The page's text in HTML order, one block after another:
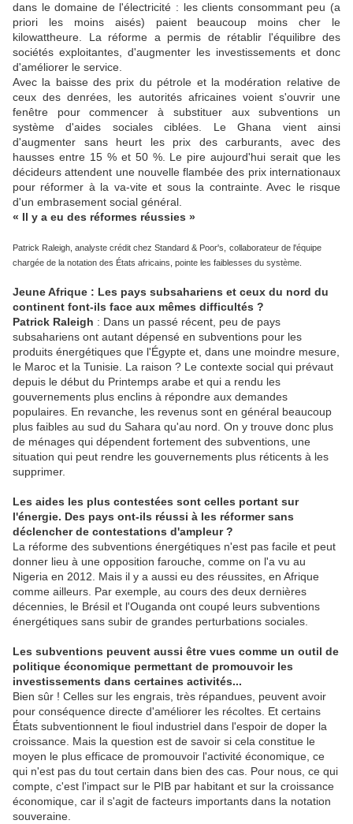
dans le domaine de l'électricité : les clients consommant peu (a
priori les moins aisés) paient beaucoup moins cher le
kilowattheure. La réforme a permis de rétablir l'équilibre des
sociétés exploitantes, d'augmenter les investissements et donc
d'améliorer le service.
Avec la baisse des prix du pétrole et la modération relative de
ceux des denrées, les autorités africaines voient s'ouvrir une
fenêtre pour commencer à substituer aux subventions un
système d'aides sociales ciblées. Le Ghana vient ainsi
d'augmenter sans heurt les prix des carburants, avec des
hausses entre 15 % et 50 %. Le pire aujourd'hui serait que les
décideurs attendent une nouvelle flambée des prix internationaux
pour réformer à la va-vite et sous la contrainte. Avec le risque
d'un embrasement social général.
« Il y a eu des réformes réussies »
Patrick Raleigh, analyste crédit chez Standard & Poor's,
collaborateur de l'équipe
chargée de la notation des États africains, pointe les faiblesses du système.
Jeune Afrique : Les pays subsahariens et ceux du nord du
continent font-ils face aux mêmes difficultés ?
Patrick Raleigh : Dans un passé récent, peu de pays
subsahariens ont autant dépensé en subventions pour les
produits énergétiques que l'Égypte et, dans une moindre mesure,
le Maroc et la Tunisie. La raison ? Le contexte social qui prévaut
depuis le début du Printemps arabe et qui a rendu les
gouvernements plus enclins à répondre aux demandes
populaires. En revanche, les revenus sont en général beaucoup
plus faibles au sud du Sahara qu'au nord. On y trouve donc plus
de ménages qui dépendent fortement des subventions, une
situation qui peut rendre les gouvernements plus réticents à les
supprimer.
Les aides les plus contestées sont celles portant sur
l'énergie. Des pays ont-ils réussi à les réformer sans
déclencher de contestations d'ampleur ?
La réforme des subventions énergétiques n'est pas facile et peut
donner lieu à une opposition farouche, comme on l'a vu au
Nigeria en 2012. Mais il y a aussi eu des réussites, en Afrique
comme ailleurs. Par exemple, au cours des deux dernières
décennies, le Brésil et l'Ouganda ont coupé leurs subventions
énergétiques sans subir de grandes perturbations sociales.
Les subventions peuvent aussi être vues comme un outil de
politique économique permettant de promouvoir les
investissements dans certaines activités...
Bien sûr ! Celles sur les engrais, très répandues, peuvent avoir
pour conséquence directe d'améliorer les récoltes. Et certains
États subventionnent le fioul industriel dans l'espoir de doper la
croissance. Mais la question est de savoir si cela constitue le
moyen le plus efficace de promouvoir l'activité économique, ce
qui n'est pas du tout certain dans bien des cas. Pour nous, ce qui
compte, c'est l'impact sur le PIB par habitant et sur la croissance
économique, car il s'agit de facteurs importants dans la notation
souveraine.